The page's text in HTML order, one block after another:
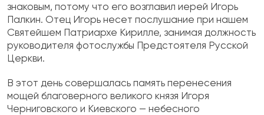
знаковым, потому что его возглавил иерей Игорь
Палкин. Отец Игорь несет послушание при нашем
Святейшем Патриархе Кирилле, занимая должность
руководителя фотослужбы Предстоятеля Русской
Церкви.
В этот день совершалась память перенесения
мощей благоверного великого князя Игоря
Черниговского и Киевского — небесного